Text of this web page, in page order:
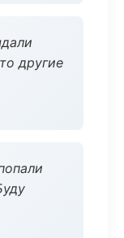
другие